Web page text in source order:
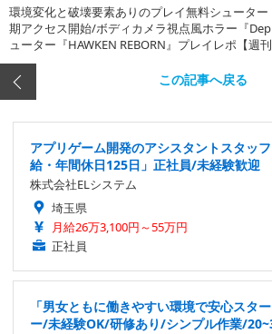
環境変化と破壊要素ありのプレイ無料シューター
期アクセス開始/ボディカメラ視点風ホラー『
ューター『HAWKEN REBORN』プレイレポ【週
この記事へ戻る
アプリゲーム開発のアシスタントスタッ
給・年間休日125日」正社員/未経験歓迎
株式会社ELシステム
埼玉県
月給26万3,100円～55万円
正社員
「男女ともに働きやすい環境で安心スタ
ー/未経験OK/研修あり/シンプル作業/